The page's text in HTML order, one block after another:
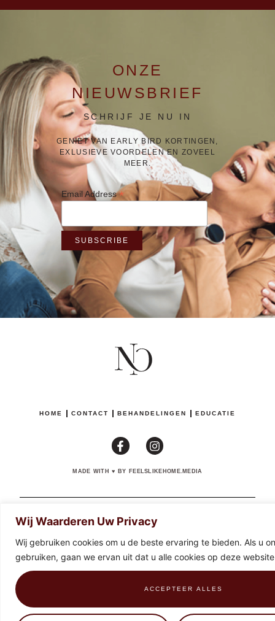
Wij Waarderen Uw Privacy
Wij gebruiken cookies om u de beste ervaring te bieden. Als u
gebruiken, gaan we ervan uit dat u alle cookies op deze
ACCEPTEER ALLES
ONZE
NIEUWSBRIEF
SCHRIJF JE NU IN
GENIET VAN EARLY BIRD KORTINGEN,
EXLUSIEVE VOORDELEN EN ZOVEEL
MEER.
Email Address*
HOME CONTACT BEHANDELINGEN EDUCATIE
MADE WITH♥ BY FEELSLIKEHOME.MEDIA